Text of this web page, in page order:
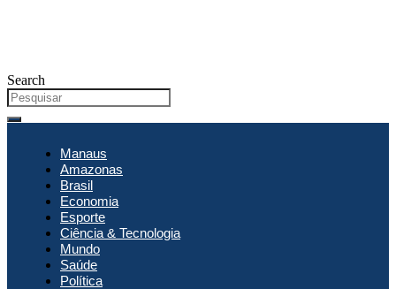
Search
Manaus
Amazonas
Brasil
Economia
Esporte
Ciência & Tecnologia
Mundo
Saúde
Política